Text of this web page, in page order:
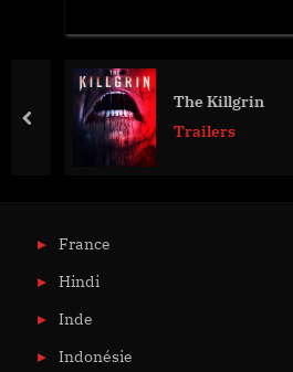
The Killgrin
Trailers
prev
France
Hindi
Inde
Indonésie